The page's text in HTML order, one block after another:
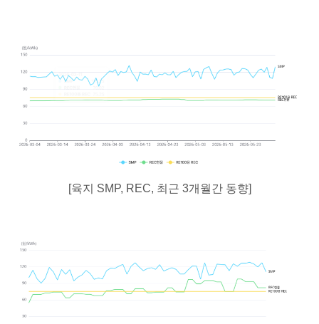
[육지 SMP, REC, 최근 3개월간 동향]